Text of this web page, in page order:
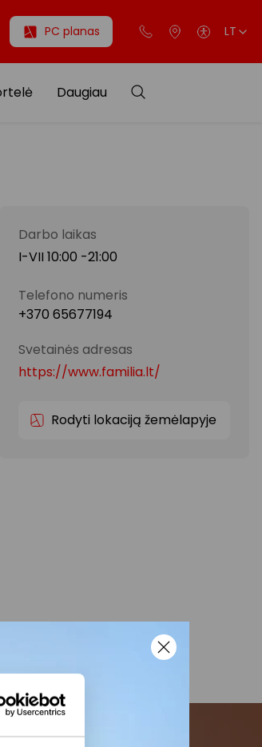
PC planas LT
Daugiau
Darbo laikas
I-VII 10:00 -21:00
Telefono numeris
+370 65677194
Svetainės adresas
https://www.familia.lt/
Rodyti lokaciją žemėlapyje